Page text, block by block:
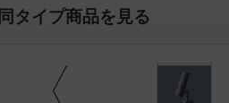
同タイプ商品を見る